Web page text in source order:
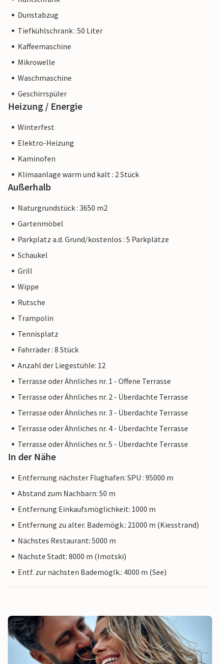
Dunstabzug
Tiefkühlschrank : 50 Liter
Kaffeemaschine
Mikrowelle
Waschmaschine
Geschirrspüler
Heizung / Energie
Winterfest
Elektro-Heizung
Kaminofen
Klimaanlage warm und kalt : 2 Stück
Außerhalb
Naturgrundstück : 3650 m2
Gartenmöbel
Parkplatz a.d. Grund/kostenlos : 5 Parkplätze
Schaukel
Grill
Wippe
Rutsche
Trampolin
Tennisplatz
Fahrräder : 8 Stück
Anzahl der Liegestühle: 12
Terrasse oder Ähnliches nr. 1 - Offene Terrasse
Terrasse oder Ähnliches nr. 2 - Überdachte Terrasse
Terrasse oder Ähnliches nr. 3 - Überdachte Terrasse
Terrasse oder Ähnliches nr. 4 - Überdachte Terrasse
Terrasse oder Ähnliches nr. 5 - Überdachte Terrasse
In der Nähe
Entfernung nächster Flughafen: SPU : 95000 m
Abstand zum Nachbarn: 50 m
Entfernung Einkaufsmöglichkeit: 1000 m
Entfernung zu alter. Bademögk.: 21000 m (Kiesstrand)
Nächstes Restaurant: 5000 m
Nächste Stadt: 8000 m (Imotski)
Entf. zur nächsten Bademöglk.: 4000 m (See)